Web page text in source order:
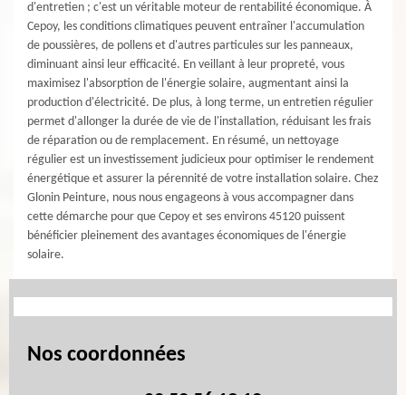
d'entretien ; c'est un véritable moteur de rentabilité économique. À
Cepoy, les conditions climatiques peuvent entraîner l'accumulation
de poussières, de pollens et d'autres particules sur les panneaux,
diminuant ainsi leur efficacité. En veillant à leur propreté, vous
maximisez l'absorption de l'énergie solaire, augmentant ainsi la
production d'électricité. De plus, à long terme, un entretien régulier
permet d'allonger la durée de vie de l'installation, réduisant les frais
de réparation ou de remplacement. En résumé, un nettoyage
régulier est un investissement judicieux pour optimiser le rendement
énergétique et assurer la pérennité de votre installation solaire. Chez
Glonin Peinture, nous nous engageons à vous accompagner dans
cette démarche pour que Cepoy et ses environs 45120 puissent
bénéficier pleinement des avantages économiques de l'énergie
solaire.
Nos coordonnées